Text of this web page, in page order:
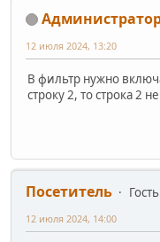
12 июля 2024, 13:20
В фильтр нужно
строку 2, то строка 2
Посетитель
Гость
12 июля 2024, 14:00